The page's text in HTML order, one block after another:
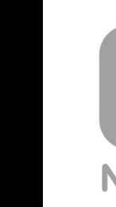
佔據 打這
色池要有
刺客 偶爾
團戰意識
輔連動 什
會影響龍
乎都是人